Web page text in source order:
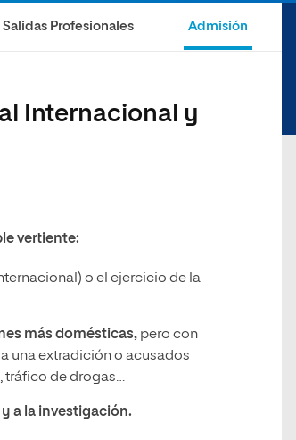
Salidas Profesionales Admisión
Internacional y
vertiente:
o el ejercicio de la
más domésticas, pero con
una extradición o acusados
tráfico de drogas…
a la investigación.